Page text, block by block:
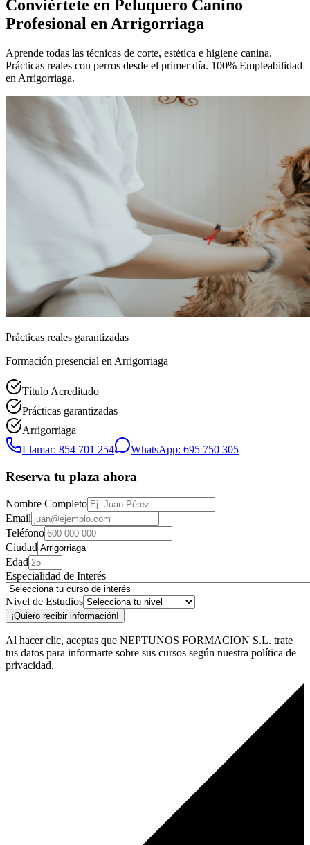
Conviértete en Peluquero Canino
Profesional en Arrigorriaga
Aprende todas las técnicas de corte, estética e higiene canina.
Prácticas reales con perros desde el primer día. 100% Empleabilidad
en Arrigorriaga.
Prácticas reales garantizadas
Formación presencial en Arrigorriaga
Título Acreditado
Prácticas garantizadas
Arrigorriaga
Llamar: 854 701 254
WhatsApp: 695 750 305
Reserva tu plaza ahora
Nombre Completo
Email
Teléfono
Ciudad
Edad
Especialidad de Interés
Nivel de Estudios
¡Quiero recibir información!
Al hacer clic, aceptas que NEPTUNOS FORMACION S.L. trate
tus datos para informarte sobre sus cursos según nuestra política de
privacidad.